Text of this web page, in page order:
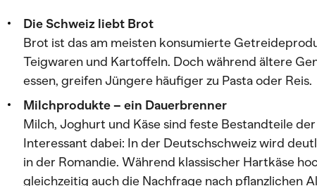
Die Schweiz liebt Brot
Brot ist das am meisten konsumierte
Teigwaren und Kartoffeln. Doch während ältere
essen, greifen Jüngere häufiger zu Pasta oder Reis.
Milchprodukte – ein Dauerbrenner
Milch, Joghurt und Käse sind feste Bestandteile
Interessant dabei: In der Deutschschweiz wird
in der Romandie. Während klassischer Hartkäse
gleichzeitig auch die Nachfrage nach pflanzlichen